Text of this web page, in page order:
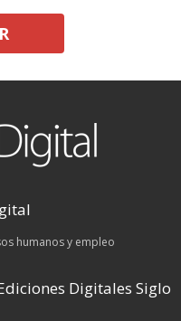
humanos y empleo
Digitales Siglo